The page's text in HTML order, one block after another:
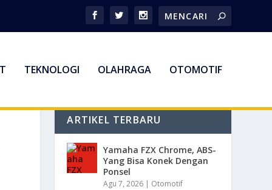
TEKNOLOGI OLAHRAGA OTOMOTIF
ARTIKEL TERBARU
Yamaha FZX Chrome, ABS-
Yang Bisa Konek Dengan
Ponsel
Agu 7, 2026 | Otomotif